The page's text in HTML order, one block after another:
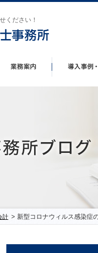
ください！
計 > 新型コロナウィルス感染症